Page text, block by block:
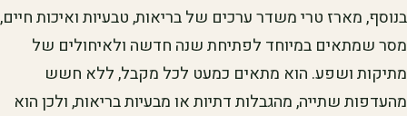
בנוסף, מארז טרי משדר ערכים של בריאות, טבעיות ואיכות חיים,
מסר שמתאים במיוחד לפתיחת שנה חדשה ולאיחולים של
מתיקות ושפע. הוא מתאים כמעט לכל מקבל, ללא חשש
מהעדפות שתייה, מהגבלות דתיות או מבעיות בריאות, ולכן הוא